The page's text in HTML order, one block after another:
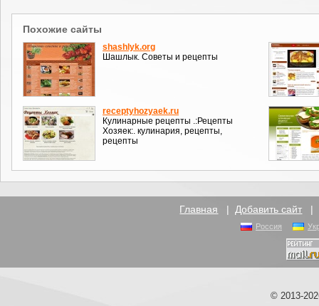
Похожие сайты
shashlyk.org
Шашлык. Советы и рецепты
receptyhozyaek.ru
Кулинарные рецепты .:Рецепты
Хозяек:. кулинария, рецепты,
рецепты
Главная | Добавить сайт |
Россия
© 2013-